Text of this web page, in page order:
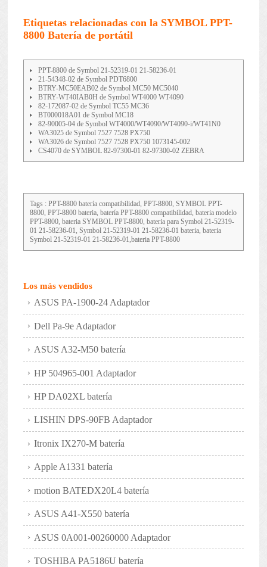
Etiquetas relacionadas con la SYMBOL PPT-
8800 Batería de portátil
PPT-8800 de Symbol 21-52319-01 21-58236-01
21-54348-02 de Symbol PDT6800
BTRY-MC50EAB02 de Symbol MC50 MC5040
BTRY-WT40IAB0H de Symbol WT4000 WT4090
82-172087-02 de Symbol TC55 MC36
BT000018A01 de Symbol MC18
82-90005-04 de Symbol WT4000/WT4090/WT4090-i/WT41N0
WA3025 de Symbol 7527 7528 PX750
WA3026 de Symbol 7527 7528 PX750 1073145-002
CS4070 de SYMBOL 82-97300-01 82-97300-02 ZEBRA
Tags : PPT-8800 batería compatibilidad, PPT-8800, SYMBOL PPT-
8800, PPT-8800 bateria, batería PPT-8800 compatibilidad, bateria modelo
PPT-8800, bateria SYMBOL PPT-8800, bateria para Symbol 21-52319-
01 21-58236-01, Symbol 21-52319-01 21-58236-01 bateria, bateria
Symbol 21-52319-01 21-58236-01,bateria PPT-8800
Los más vendidos
ASUS PA-1900-24 Adaptador
Dell Pa-9e Adaptador
ASUS A32-M50 batería
HP 504965-001 Adaptador
HP DA02XL batería
LISHIN DPS-90FB Adaptador
Itronix IX270-M batería
Apple A1331 batería
motion BATEDX20L4 batería
ASUS A41-X550 batería
ASUS 0A001-00260000 Adaptador
TOSHIBA PA5186U batería